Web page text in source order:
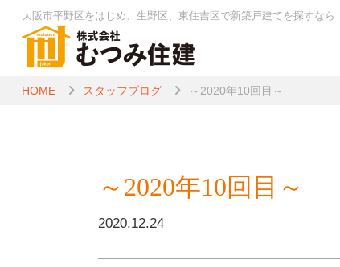
大阪市平野区をはじめ、生野区、東住吉区で新築戸建てを探すなら
HOME スタッフブログ ～2020年10回目～
～2020年10回目～
2020.12.24